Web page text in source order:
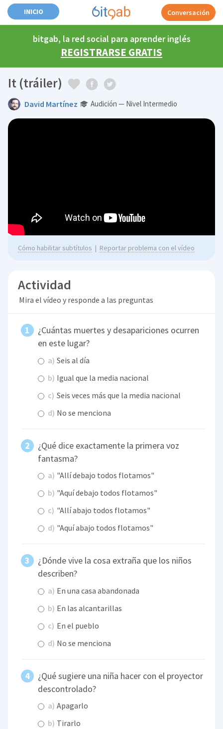
INICIO Conversación
bitgab, la red social para aprender inglés
REGISTRARSE GRATIS
It (tráiler)
David Martínez Audición — Nivel Intermedio
Cómo habilitar subtítulos | Reportar problema con el vídeo
Actividad
Mira el vídeo y responde a las preguntas
¿Cuántas muertes y desapariciones ocurren
en este lugar?
a) Seis al día
b) Igual que la media nacional
c) Seis veces más que la media nacional
d) No se menciona
¿Qué dice exactamente la primera voz
fantasma?
a) "Allí debajo todos flotamos"
b) "Aquí debajo todos flotamos"
c) "Allí abajo todos flotamos"
d) "Aquí abajo todos flotamos"
¿Dónde vive la cosa extraña que los niños
describen?
a) En una casa abandonada
b) En las alcantarillas
c) En el pueblo
d) No se menciona
¿Qué sugiere una niña hacer con el proyector
descontrolado?
a) Apagarlo
b) Tirarlo